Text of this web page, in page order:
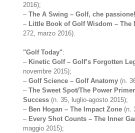
2016);
–The A Swing – Golf, che passione!
– Little Book of Golf Wisdom – The
272, marzo 2016).
"Golf Today":
– Kinetic Golf – Golf’s Forgotten
novembre 2015);
–Golf Science – Golf Anatomy (n.
–The Sweet Spot/The Power
Success (n. 35, luglio-agosto 2015);
– Ben Hogan – The Impact Zone (n.
– Every Shot Counts – The Inner
maggio 2015);